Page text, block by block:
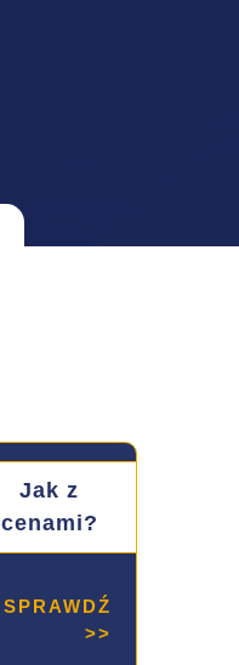
Jak z
cenami?
SPRAWDŹ
>>